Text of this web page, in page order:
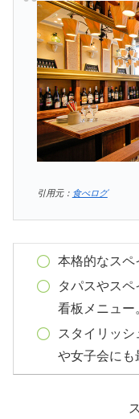
引用元： 食べログ
本格的なスペ
タパスやス
看板メニュー
スタイリッ
や女子会にも